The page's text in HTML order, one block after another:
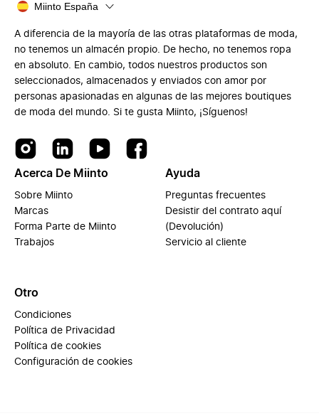
Miinto España
A diferencia de la mayoría de las otras plataformas de moda,
no tenemos un almacén propio. De hecho, no tenemos ropa
en absoluto. En cambio, todos nuestros productos son
seleccionados, almacenados y enviados con amor por
personas apasionadas en algunas de las mejores boutiques
de moda del mundo. Si te gusta Miinto, ¡Síguenos!
Acerca De Miinto
Sobre Miinto
Marcas
Forma Parte de Miinto
Trabajos
Ayuda
Preguntas frecuentes
Desistir del contrato aquí
(Devolución)
Servicio al cliente
Otro
Condiciones
Política de Privacidad
Política de cookies
Configuración de cookies